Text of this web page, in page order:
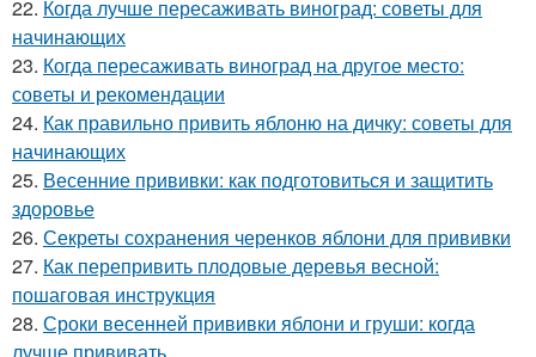
22. Когда лучше пересаживать виноград: советы для
начинающих
23. Когда пересаживать виноград на другое место:
советы и рекомендации
24. Как правильно привить яблоню на дичку: советы для
начинающих
25. Весенние прививки: как подготовиться и защитить
здоровье
26. Секреты сохранения черенков яблони для прививки
27. Как перепривить плодовые деревья весной:
пошаговая инструкция
28. Сроки весенней прививки яблони и груши: когда
лучше прививать